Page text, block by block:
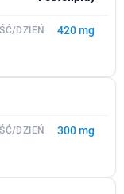
420 mg
300 mg